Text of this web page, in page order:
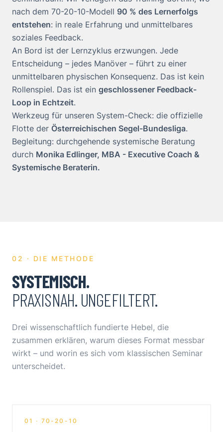
nach dem 70-20-10-Modell 90 % des Lernerfolgs
entstehen: in reale Erfahrung und unmittelbares
soziales Feedback.
An Bord ist der Lernzyklus erzwungen. Jede
Entscheidung – jedes Manöver – führt zu einer
unmittelbaren physischen Konsequenz. Das ist kein
Rollenspiel. Das ist ein geschlossener Feedback-
Loop in Echtzeit.
Werkzeug für unseren System-Check: die offizielle
Flotte der Österreichischen Segel-Bundesliga.
Begleitung: durchgehende systemische Beratung
durch Monika Edlinger, MBA - Executive Coach &
Systemische Beraterin.
02 · DIE METHODE
SYSTEMISCH.
PRAXISNAH. UNGEFILTERT.
Drei wissenschaftlich fundierte Hebel, die
zusammen erklären, warum dieses Format messbar
wirkt – und worin es sich vom klassischen Seminar
unterscheidet.
01 · 70-20-10